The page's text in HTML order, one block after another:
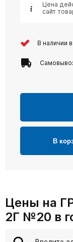
Цена
сайт
В наличии
В
Цены на
2Г №20 в